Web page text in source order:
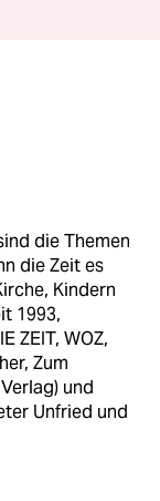
die Themen
die Zeit es
Kindern
1993,
ZEIT, WOZ,
Zum
und
Unfried und